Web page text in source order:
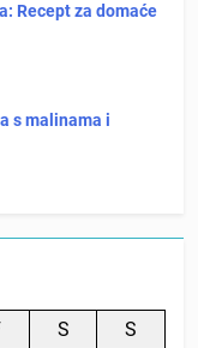
Recept za domaće
s malinama i
S
S